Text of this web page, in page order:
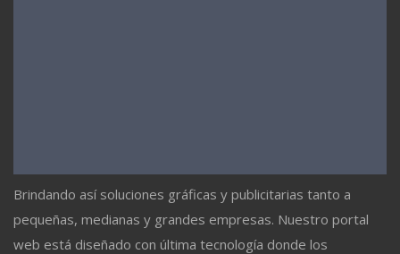
Brindando así soluciones gráficas y publicitarias tanto a
pequeñas, medianas y grandes empresas. Nuestro portal
web está diseñado con última tecnología donde los